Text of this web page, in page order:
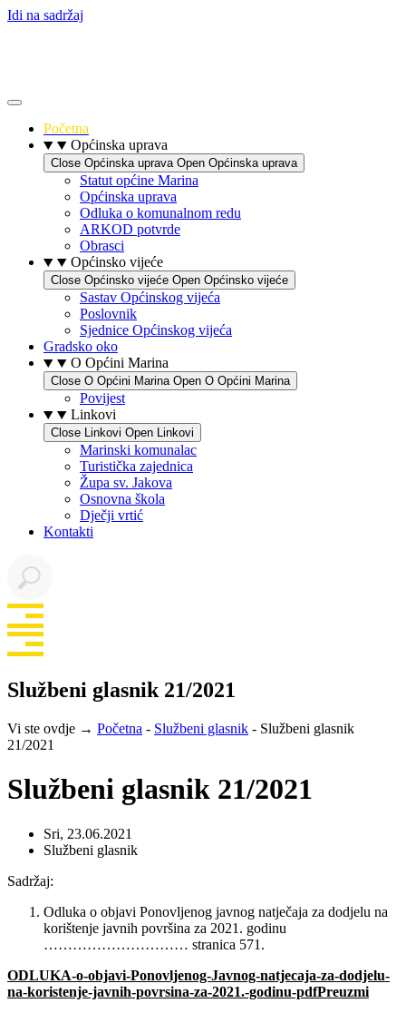
Idi na sadržaj
Početna
Općinska uprava
Close Općinska uprava Open Općinska uprava
Statut općine Marina
Općinska uprava
Odluka o komunalnom redu
ARKOD potvrde
Obrasci
Općinsko vijeće
Close Općinsko vijeće Open Općinsko vijeće
Sastav Općinskog vijeća
Poslovnik
Sjednice Općinskog vijeća
Gradsko oko
O Općini Marina
Close O Općini Marina Open O Općini Marina
Povijest
Linkovi
Close Linkovi Open Linkovi
Marinski komunalac
Turistička zajednica
Župa sv. Jakova
Osnovna škola
Dječji vrtić
Kontakti
Službeni glasnik 21/2021
Vi ste ovdje → Početna - Službeni glasnik - Službeni glasnik
21/2021
Službeni glasnik 21/2021
Sri, 23.06.2021
Službeni glasnik
Sadržaj:
Odluka o objavi Ponovljenog javnog natječaja za dodjelu na
korištenje javnih površina za 2021. godinu
………………………… stranica 571.
ODLUKA-o-objavi-Ponovljenog-Javnog-natjecaja-za-dodjelu-
na-koristenje-javnih-povrsina-za-2021.-godinu-pdfPreuzmi